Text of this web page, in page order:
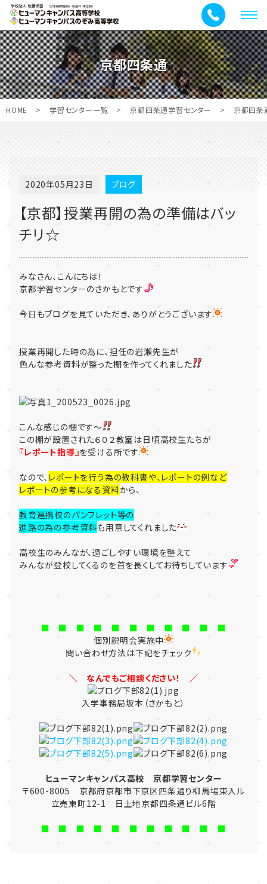
メ
ニ
ュ
ー
京都四条通
HOME > 学習センター一覧 > 京都四条通学習センター > 京都四条
2020年05月23日 ブログ
【京都】授業再開の為の準備はバッ
チリ☆
みなさん、こんにちは！
京都学習センターのさかもとです
今日もブログを見ていただき、ありがとうございます
授業再開した時の為に、担任の岩瀬先生が
色んな参考資料が整った棚を作ってくれました
こんな感じの棚です～
この棚が設置された６０２教室は日頃高校生たちが
『レポート指導』を受ける所です
なので、 レポートを行う為の教科書や、レポートの例など
レポートの参考になる資料から、
教育連携校のパンフレット等の
進路の為の参考資料も用意してくれました
高校生のみんなが、過ごしやすい環境を整えて
みんなが登校してくるのを首を長くしてお待ちしています
■ ■ ■ ■ ■ ■ ■ ■ ■ ■ ■
個別説明会実施中
問い合わせ方法は下記をチェック
＼ なんでもご相談ください！ ／
入学事務局坂本（さかもと）
ヒューマンキャンパス高校 京都学習センター
〒600-8005 京都府京都市下京区四条通り柳馬場東入ル
立売東町12-1 日土地京都四条通ビル6階
■ ■ ■ ■ ■ ■ ■ ■ ■ ■ ■